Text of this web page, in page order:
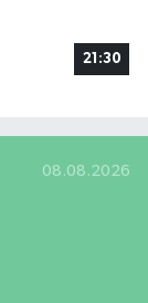
21:30
08.08.2026